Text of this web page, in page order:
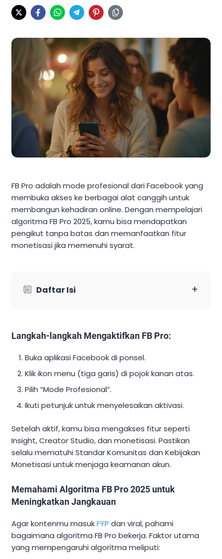
FB Pro adalah mode profesional dari Facebook yang
membuka akses ke berbagai alat canggih untuk
membangun kehadiran online. Dengan mempelajari
algoritma FB Pro 2025, kamu bisa mendapatkan
pengikut tanpa batas dan memanfaatkan fitur
monetisasi jika memenuhi syarat.
Daftar Isi +
Langkah-langkah Mengaktifkan FB Pro:
Buka aplikasi Facebook di ponsel.
Klik ikon menu (tiga garis) di pojok kanan atas.
Pilih “Mode Profesional”.
Ikuti petunjuk untuk menyelesaikan aktivasi.
Setelah aktif, kamu bisa mengakses fitur seperti
Insight, Creator Studio, dan monetisasi. Pastikan
selalu mematuhi Standar Komunitas dan Kebijakan
Monetisasi untuk menjaga keamanan akun.
Memahami Algoritma FB Pro 2025 untuk
Meningkatkan Jangkauan
Agar kontenmu masukFYP dan viral, pahami
bagaimana algoritma FB Pro bekerja. Faktor utama
yang mempengaruhi algoritma meliputi: